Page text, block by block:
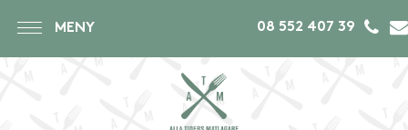
MENY 08 552 407 39